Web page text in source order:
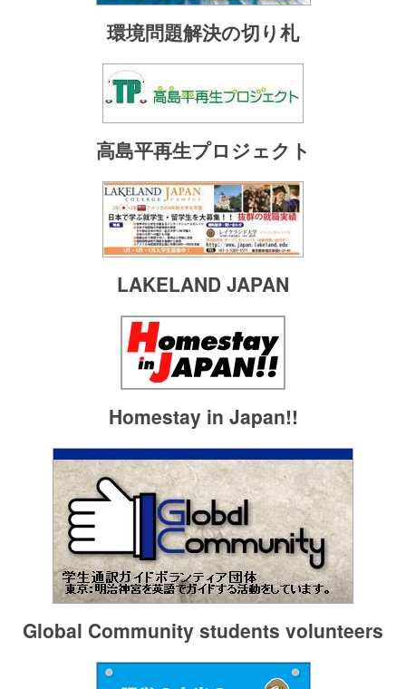
環境問題解決の切り札
高島平再生プロジェクト
LAKELAND JAPAN
Homestay in Japan!!
Global Community students volunteers